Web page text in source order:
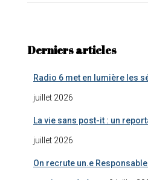
Derniers articles
Radio 6 met en lumière les
juillet 2026
La vie sans post-it : un
juillet 2026
On recrute un.e